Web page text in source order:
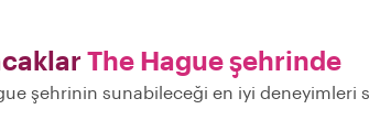
The Hague şehrinde
şehrinin sunabileceği en iyi deneyimleri